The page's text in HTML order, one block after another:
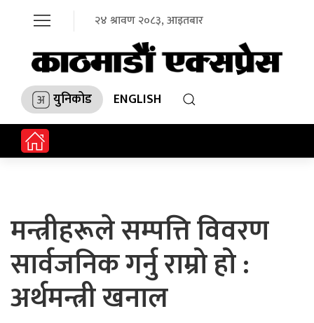
२४ श्रावण २०८३, आइतबार
युनिकोड ENGLISH
मन्त्रीहरूले सम्पत्ति विवरण
सार्वजनिक गर्नु राम्रो हो :
अर्थमन्त्री खनाल